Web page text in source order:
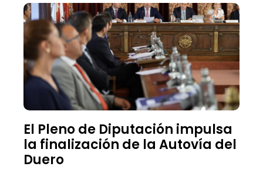
El Pleno de Diputación impulsa
la finalización de la Autovía del
Duero